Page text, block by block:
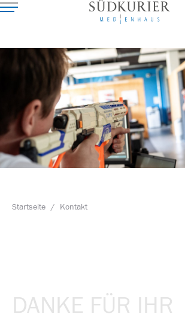
Startseite / Kontakt
DANKE FÜR IHR